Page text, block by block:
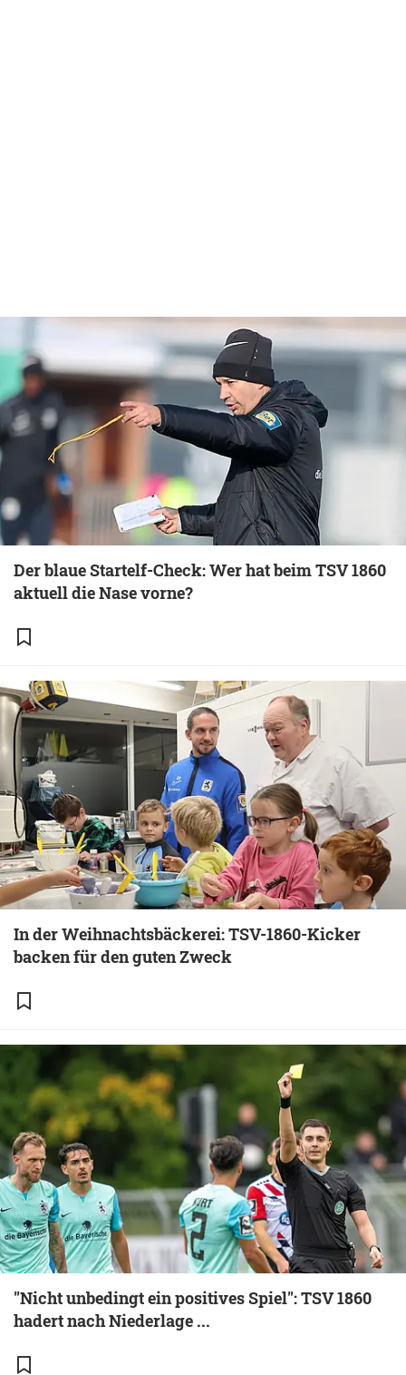
Der blaue Startelf-Check: Wer hat beim TSV 1860
aktuell die Nase vorne?
In der Weihnachtsbäckerei: TSV-1860-Kicker
backen für den guten Zweck
"Nicht unbedingt ein positives Spiel": TSV 1860
hadert nach Niederlage ...